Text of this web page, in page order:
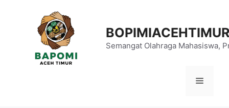
BOPIMIACEHTIMUR
Semangat Olahraga Mahasiswa,
Menu